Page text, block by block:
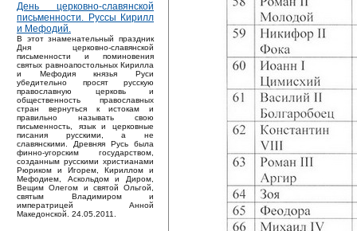
День церковно-славянской
письменности. Руссы Кирилл
и Мефодий.
В этот знаменательный праздник
Дня церковно-славянской
письменности и поминовения
святых равноапостольных Кирилла
и Мефодия князья Руси
убедительно просят русскую
православную церковь и
общественность православных
стран вернуться к истокам и
правильно называть свою
письменность, язык и церковные
писания русскими, а не
славянскими. Древняя Русь была
финно-угорским государством,
созданным русскими христианами
Рюриком и Игорем, Кириллом и
Мефодием, Аскольдом и Диром,
Вещим Олегом и святой Ольгой,
святым Владимиром и
императрицей Анной
Македонской. 24.05.2011.